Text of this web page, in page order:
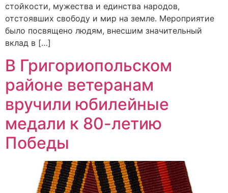
стойкости, мужества и единства народов,
отстоявших свободу и мир на земле. Мероприятие
было посвящено людям, внесшим значительный
вклад в […]
В Григориопольском
районе ветеранам
вручили юбилейные
медали к 80-летию
Победы